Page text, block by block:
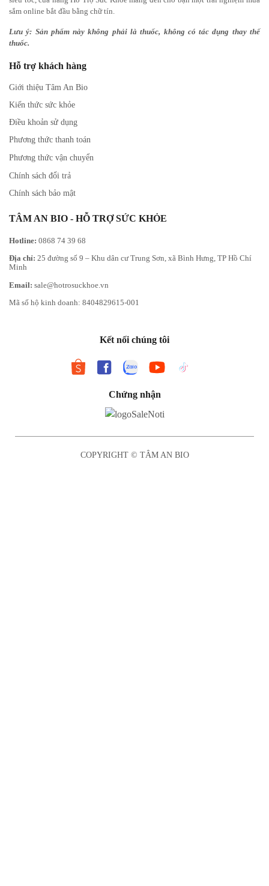
sắm online bắt đầu bằng chữ tín.
Lưu ý: Sản phẩm này không phải là thuốc, không có tác dụng thay thế
thuốc.
Hỗ trợ khách hàng
Giới thiệu Tâm An Bio
Kiến thức sức khỏe
Điều khoản sử dụng
Phương thức thanh toán
Phương thức vận chuyển
Chính sách đổi trả
Chính sách bảo mật
TÂM AN BIO - HỖ TRỢ SỨC KHỎE
Hotline: 0868 74 39 68
Địa chỉ: 25 đường số 9 – Khu dân cư Trung Sơn, xã Bình Hưng, TP Hồ Chí
Minh
Email: sale@hotrosuckhoe.vn
Mã số hộ kinh doanh: 8404829615-001
Kết nối chúng tôi
Chứng nhận
COPYRIGHT © TÂM AN BIO